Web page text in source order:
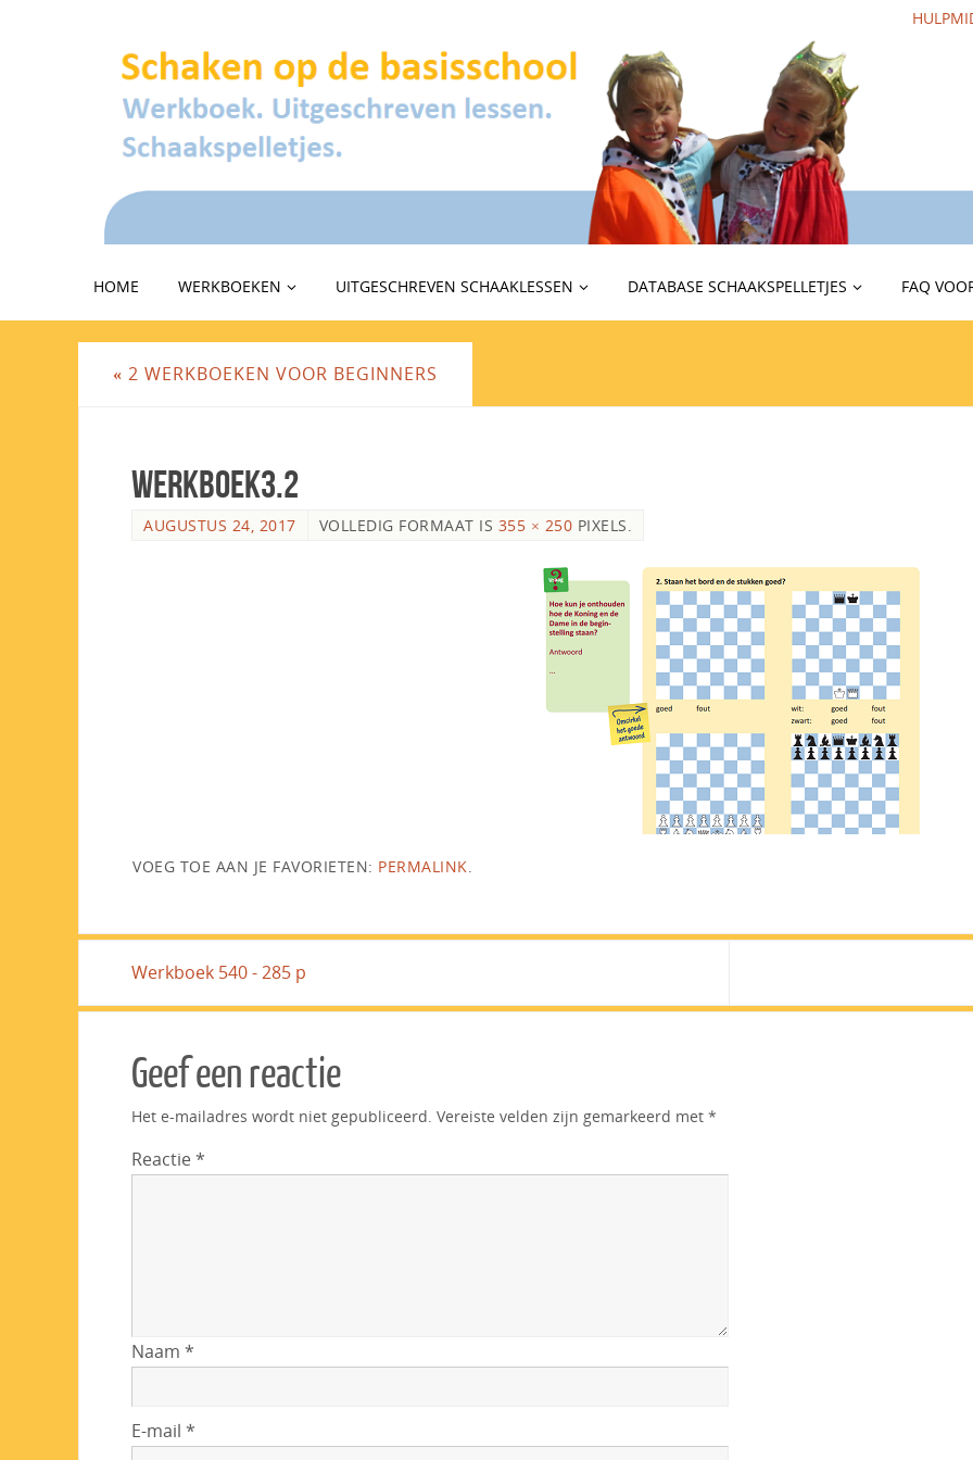
HOME WERKBOEKEN UITGESCHREVEN SCHAAKLESSEN DATABASE SCHAAKSPELLETJES FAQ
« 2 WERKBOEKEN VOOR BEGINNERS
Werkboek3.2
AUGUSTUS 24, 2017 VOLLEDIG FORMAAT IS 355 × 250 PIXELS.
VOEG TOE AAN JE FAVORIETEN: PERMALINK
Werkboek 540 - 285 p
Geef een reactie
Het e-mailadres wordt niet gepubliceerd. Vereiste velden zijn gemarkeerd met *
Reactie*
Naam *
E-mail *